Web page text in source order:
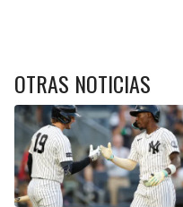
OTRAS NOTICIAS